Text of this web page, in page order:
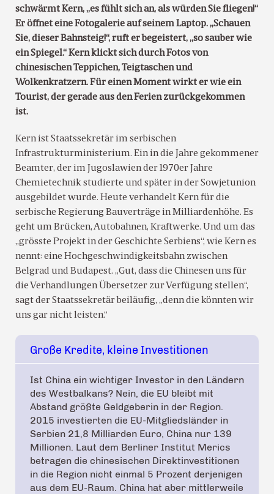
schwärmt Kern, „es fühlt sich an, als würden Sie fliegen!“
Er öffnet eine Fotogalerie auf seinem Laptop. „Schauen
Sie, dieser Bahnsteig!“, ruft er begeistert, „so sauber wie
ein Spiegel.“ Kern klickt sich durch Fotos von
chinesischen Teppichen, Teigtaschen und
Wolkenkratzern. Für einen Moment wirkt er wie ein
Tourist, der gerade aus den Ferien zurückgekommen
ist.
Kern ist Staatssekretär im serbischen
Infrastrukturministerium. Ein in die Jahre gekommener
Beamter, der im Jugoslawien der 1970er Jahre
Chemietechnik studierte und später in der Sowjetunion
ausgebildet wurde. Heute verhandelt Kern für die
serbische Regierung Bauverträge in Milliardenhöhe. Es
geht um Brücken, Autobahnen, Kraftwerke. Und um das
„grösste Projekt in der Geschichte Serbiens“, wie Kern es
nennt: eine Hochgeschwindigkeitsbahn zwischen
Belgrad und Budapest. „Gut, dass die Chinesen uns für
die Verhandlungen Übersetzer zur Verfügung stellen“,
sagt der Staatssekretär beiläufig, „denn die könnten wir
uns gar nicht leisten.“
Große Kredite, kleine Investitionen
Ist China ein wichtiger Investor in den Ländern
des Westbalkans? Nein, die EU bleibt mit
Abstand größte Geldgeberin in der Region.
2015 investierten die EU-Mitgliedsländer in
Serbien 21,8 Milliarden Euro, China nur 139
Millionen. Laut dem Berliner Institut Merics
betragen die chinesischen Direktinvestitionen
in die Region nicht einmal 5 Prozent derjenigen
aus dem EU-Raum. China hat aber mittlerweile